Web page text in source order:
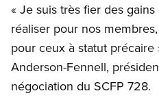
« Je suis très fier des
réaliser pour nos
pour ceux à statut précaire
Anderson-Fennell,
négociation du SCFP 728.